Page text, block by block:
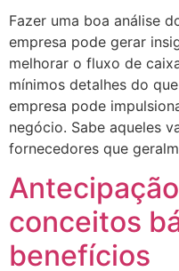
Fazer uma boa análise
empresa pode gerar
melhorar o fluxo de
mínimos detalhes do
empresa pode
negócio. Sabe aqueles
fornecedores que
conceitos
benefícios